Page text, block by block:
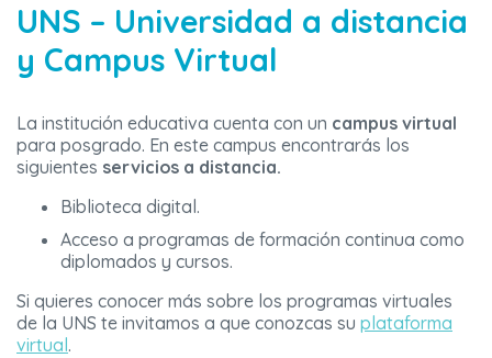
UNS – Universidad a distancia
y Campus Virtual
La institución educativa cuenta con un campus virtual
para posgrado. En este campus encontrarás los
siguientes servicios a distancia.
Biblioteca digital.
Acceso a programas de formación continua como
diplomados y cursos.
Si quieres conocer más sobre los programas virtuales
de la UNS te invitamos a que conozcas su plataforma
virtual.